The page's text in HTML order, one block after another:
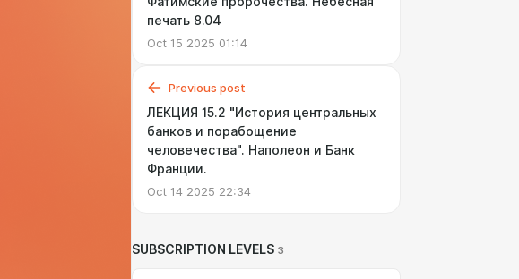
печать 8.04
Oct 15 2025 01:14
Previous post
ЛЕКЦИЯ 15.2 "История центральных
банков и порабощение
человечества". Наполеон и Банк
Франции.
Oct 14 2025 22:34
SUBSCRIPTION LEVELS 3